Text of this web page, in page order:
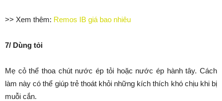
>> Xem thêm: Remos IB giá bao nhiêu
7/ Dùng tỏi
Mẹ cỏ thể thoa chút nước ép tỏi hoặc nước ép hành tây. Cách
làm này có thể giúp trẻ thoát khỏi những kích thích khó chịu khi bị
muỗi cắn.